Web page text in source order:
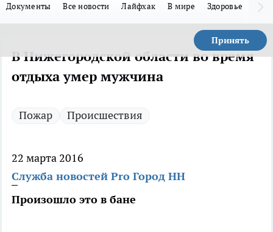
Документы Все новости Лайфхак В мире Здоровье
Принять
В Нижегородской области во время
отдыха умер мужчина
Пожар Происшествия
22 марта 2016
Служба новостей Pro Город НН
Произошло это в бане